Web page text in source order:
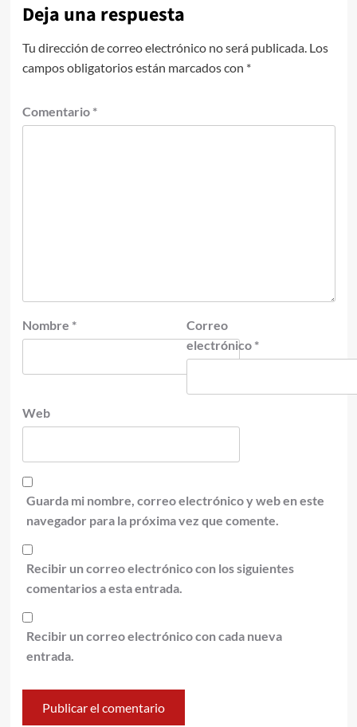
Deja una respuesta
Tu dirección de correo electrónico no será publicada. Los
campos obligatorios están marcados con *
Comentario *
Nombre *
Correo
electrónico *
Web
Guarda mi nombre, correo electrónico y web en este
navegador para la próxima vez que comente.
Recibir un correo electrónico con los siguientes
comentarios a esta entrada.
Recibir un correo electrónico con cada nueva
entrada.